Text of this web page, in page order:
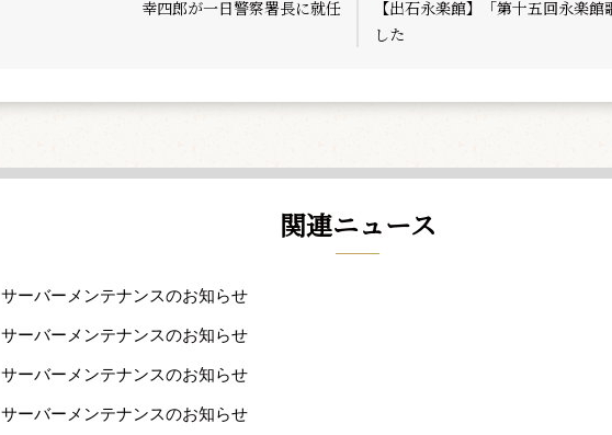
幸四郎が一日警察署長に就任
【出石永楽館】「第十五回永楽
した
関連ニュース
サーバーメンテナンスのお知らせ
サーバーメンテナンスのお知らせ
サーバーメンテナンスのお知らせ
サーバーメンテナンスのお知らせ